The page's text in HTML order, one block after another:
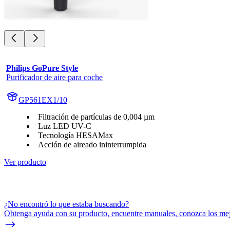
Philips GoPure Style
Purificador de aire para coche
GP561EX1/10
Filtración de partículas de 0,004 µm
Luz LED UV-C
Tecnología HESAMax
Acción de aireado ininterrumpida
Ver producto
¿No encontró lo que estaba buscando?
Obtenga ayuda con su producto, encuentre manuales, conozca los